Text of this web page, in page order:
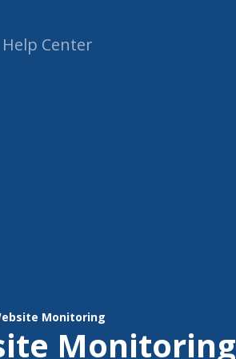
Help Center
Monitoring
Monitoring